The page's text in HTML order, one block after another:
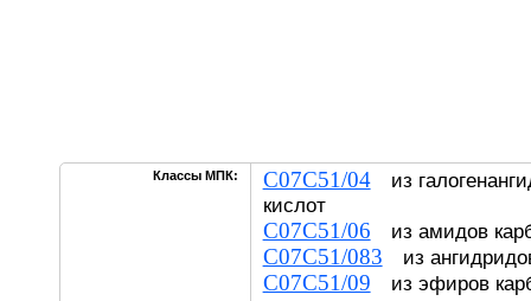
Классы МПК: C07C51/04из
кислот
C07C51/06 из амидов
C07C51/083 из
C07C51/09 из эфиров